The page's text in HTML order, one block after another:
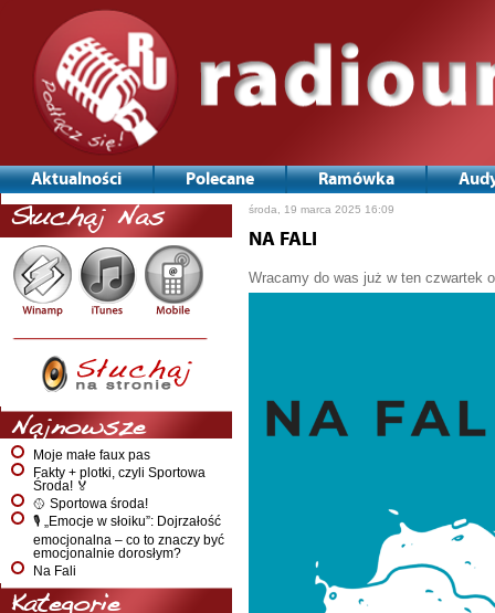
Aktualności Polecane Ramówka
Słuchaj Nas
Najnowsze
Moje małe faux pas
Fakty + plotki, czyli Sportowa
Środa! 🏅
🥎 Sportowa środa!
🎙️ „Emocje w słoiku”: Dojrzałość
emocjonalna – co to znaczy być
emocjonalnie dorosłym?
Na Fali
Kategorie
środa, 19 marca 2025 16:09
NA FALI
Wracamy do was już w ten czwartek